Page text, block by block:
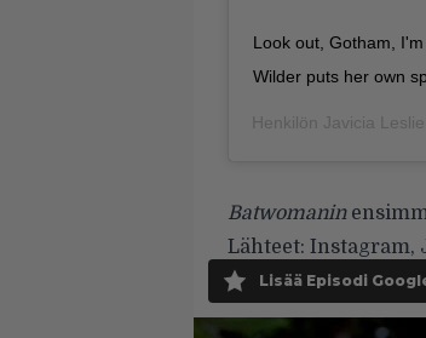
Look out, Gotham,
Wilder puts her own
Henkilön Javicia Leslie
Batwomanin
Lähteet: Instagram,
Lisää Episodi